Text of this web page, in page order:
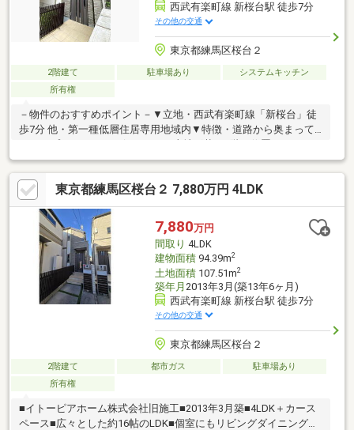
西武有楽町線 新桜台駅 徒歩7分
その他の交通
東京都練馬区桜台２
2階建て 駐車場あり
システムキッチン
所有権
－物件のおすすめポイント－▼立地・西武有楽町線「新桜台」徒
歩7分 他・第一種低層住居専用地域内▼特徴・道路から奥まって
約16帖、バルコニー付・会話が弾む対面式キッチン・2階に水回
りを集約、家事動線良好・各階にトイレを設置・駐車スペース有
(車種による)▼周辺環境・しいのみ公園 徒歩3分(約220m)・練馬
区立開進第三小学校 徒歩4分(約250m)・ライフ新桜台駅前店 徒歩
7分(約500m)■ ご希望の住まい探しをお手伝いします
━━━━━・・・物件の詳細・ご相談はお気軽にお問い合わせく
ださい。
東京都練馬区桜台２ 7,880万円 4LDK
7,880万円
間取り 4LDK
建物面積94.39m2
土地面積107.51m2
築年月 2013年3月(築13年6ヶ月)
西武有楽町線 新桜台駅 徒歩7分
その他の交通
東京都練馬区桜台２
2階建て 都市ガス
駐車場あり
所有権
■イトーピアホーム株式会社旧施工■2013年3月築■4LDK＋カース
ペース■広々とした約16帖のLDK■個室にもリビングダイニングの